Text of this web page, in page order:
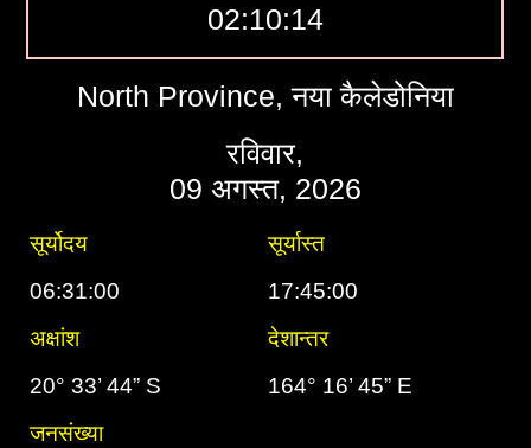
02:10:15
North Province, नया कैलेडोनिया
रविवार,
09 अगस्त, 2026
सूर्योदय
सूर्यास्त
06:31:00
17:45:00
अक्षांश
देशान्तर
20° 33’ 44” S
164° 16’ 45” E
जनसंख्या